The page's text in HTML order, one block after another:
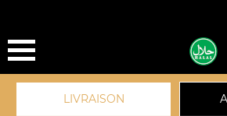
LIVRAISON